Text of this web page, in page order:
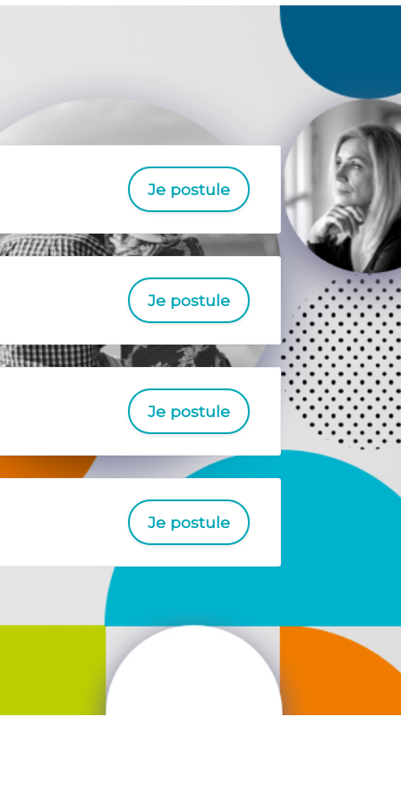
Je postule
Je postule
Je postule
Je postule